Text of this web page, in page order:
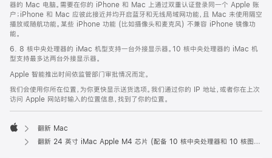
器的 Mac 电脑。需要在你的 iPhone 和 Mac 上通过双重认证登录同一个 Apple 账
户；iPhone 和 Mac 应彼此接近并均开启蓝牙和无线局域网功能，且 Mac 未使用隔空
播放或随航功能。某些 iPhone 功能 (比如摄像头和麦克风) 不兼容 iPhone 镜像功
能。
6. 8 核中央处理器的 iMac 机型支持一台外接显示器。10 核中央处理器的 iMac 机
型支持最多达两台外接显示器。
Apple 智能推出时间依监管部门审批情况而定。
我们会使用你所在位置，为你更快显示送货选项。我们通过你的 IP 地址，或者你在上次
访问 Apple 网站时输入的位置信息，找到了你的位置。
Apple
翻新 Mac
翻新 24 英寸 iMac Apple M4 芯片 (配备 10 核中央处理器和 10 核图形处理器) 和千兆以太网端口 - 橙色